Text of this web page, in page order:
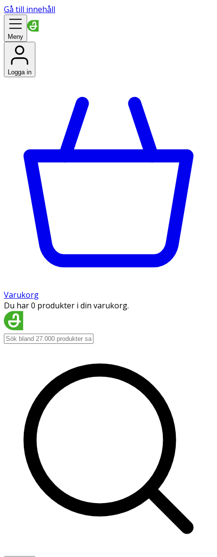
Gå till innehåll
Meny
Logga in
Varukorg
Du har 0 produkter i din varukorg.